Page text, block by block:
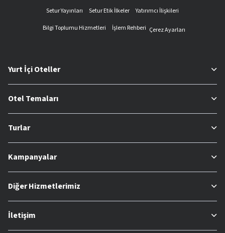
Setur Yayınları
Setur Etik İlkeler
Yatırımcı İlişkileri
Bilgi Toplumu Hizmetleri
İşlem Rehberi Çerez Ayarları
Yurt İçi Oteller
Otel Temaları
Turlar
Kampanyalar
Diğer Hizmetlerimiz
İletişim